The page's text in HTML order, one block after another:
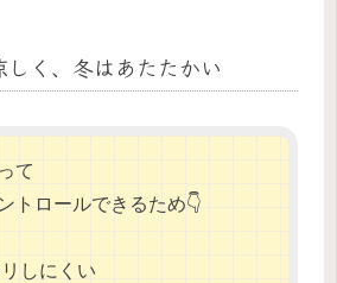
く、冬はあたたかい
て
トロールできるため👇
しにくい